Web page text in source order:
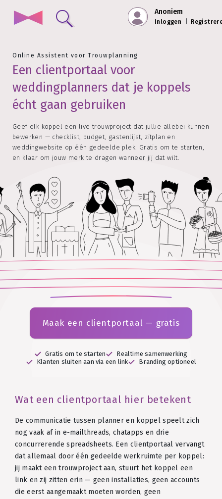
Anoniem
Inloggen
Online Assistent voor Trouwplanning
Een clientportaal voor
weddingplanners dat je koppels
écht gaan gebruiken
Geef elk koppel een live trouwproject dat jullie allebei kunnen
bewerken — checklist, budget, gastenlijst, zitplan en
weddingwebsite op één gedeelde plek. Gratis om te starten,
en klaar om jouw merk te dragen wanneer jij dat wilt.
Maak een clientportaal — gratis
Gratis om te starten
Realtime samenwerking
Klanten sluiten aan via een link
Branding optioneel
Wat een clientportaal hier betekent
De communicatie tussen planner en koppel speelt zich
nog vaak af in e-mailthreads, chatapps en drie
concurrerende spreadsheets. Een clientportaal vervangt
dat allemaal door één gedeelde werkruimte per koppel:
jij maakt een trouwproject aan, stuurt het koppel een
link en zij zitten erin — geen installaties, geen accounts
die eerst aangemaakt moeten worden, geen